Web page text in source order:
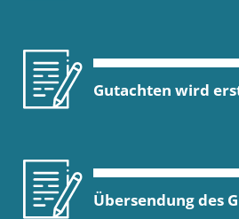
Gutachten wird
Übersendung des